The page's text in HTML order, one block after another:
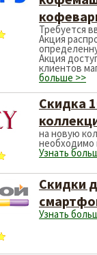
Требуется
Акция
Акция
клиентов
больше >>
Скидка
на новую
необходимо
Узнать
Скидки
Узнать